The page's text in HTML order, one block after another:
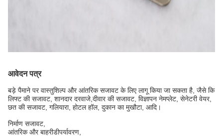
आवेदन पत्र
बड़े पैमाने पर वास्तुशिल्प और आंतरिक सजावट के लिए लागू किया जा सकता है, जैसे कि
लिफ्ट की सजावट, शानदार दरवाजे, दीवार की सजावट, विज्ञापन नेमप्लेट, सेनेटरी वेयर,
छत की सजावट, गलियारा, होटल हॉल, दुकान का मुखौटा, आदि।
निर्माण सजावट,
आंतरिक और बाहरीडीपर्यावरण